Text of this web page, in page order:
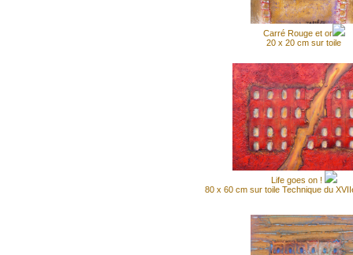
Carré Rouge et or
20 x 20 cm sur toile
Life goes on !
80 x 60 cm sur toile Technique du